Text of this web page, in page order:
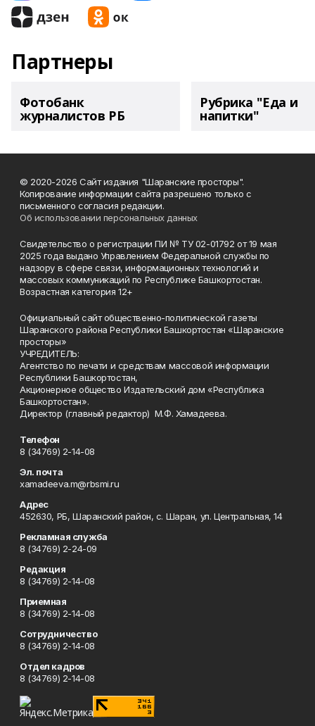
Партнеры
Фотобанк
журналистов РБ
Рубрика "Еда и
напитки"
© 2020-2026 Сайт издания "Шаранские просторы".
Копирование информации сайта разрешено только с
письменного согласия редакции.
Об использовании персональных данных
Свидетельство о регистрации ПИ № ТУ 02-01792 от 19 мая
2025 года выдано Управлением Федеральной службы по
надзору в сфере связи, информационных технологий и
массовых коммуникаций по Республике Башкортостан.
Возрастная категория 12+
Официальный сайт общественно-политической газеты
Шаранского района Республики Башкортостан «Шаранские
просторы»
УЧРЕДИТЕЛЬ:
Агентство по печати и средствам массовой информации
Республики Башкортостан,
Акционерное общество Издательский дом «Республика
Башкортостан».
Директор (главный редактор) М.Ф. Хамадеева.
Телефон
8 (34769) 2-14-08
Эл. почта
xamadeeva.m@rbsmi.ru
Адрес
452630, РБ, Шаранский район, с. Шаран, ул. Центральная, 14
Рекламная служба
8 (34769) 2-24-09
Редакция
8 (34769) 2-14-08
Приемная
8 (34769) 2-14-08
Сотрудничество
8 (34769) 2-14-08
Отдел кадров
8 (34769) 2-14-08